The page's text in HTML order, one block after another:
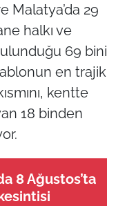
Malatya’da 29
halkı ve
69 bini
en trajik
kentte
18 binden
8 Ağustos’ta